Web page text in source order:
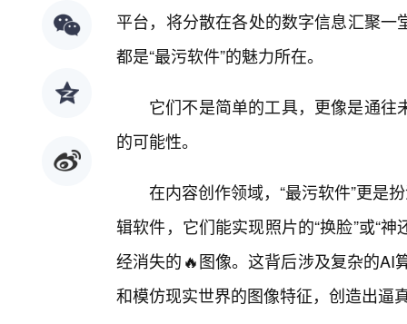
平台，将分散在各处的数字信息汇聚
都是“最污软件”的魅力所在。
它们不是简单的工具，更像是通
的可能性。
在内容创作领域，“最污软件”更是
辑软件，它们能实现照片的“换脸”或“
经消失的🔥图像。这背后涉及复杂的AI
和模仿现实世界的图像特征，创造出逼